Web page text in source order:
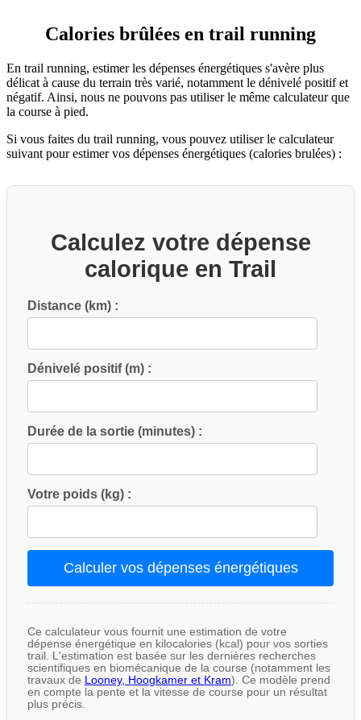
Calories brûlées en trail running
En trail running, estimer les dépenses énergétiques s'avère plus
délicat à cause du terrain très varié, notamment le dénivelé positif et
négatif. Ainsi, nous ne pouvons pas utiliser le même calculateur que
la course à pied.
Si vous faites du trail running, vous pouvez utiliser le calculateur
suivant pour estimer vos dépenses énergétiques (calories brulées) :
Calculez votre dépense
calorique en Trail
Distance (km) :
Dénivelé positif (m) :
Durée de la sortie (minutes) :
Votre poids (kg) :
Calculer vos dépenses énergétiques
Ce calculateur vous fournit une estimation de votre
dépense énergétique en kilocalories (kcal) pour vos sorties
trail. L'estimation est basée sur les dernières recherches
scientifiques en biomécanique de la course (notamment les
travaux de Looney, Hoogkamer et Kram). Ce modèle prend
en compte la pente et la vitesse de course pour un résultat
plus précis.